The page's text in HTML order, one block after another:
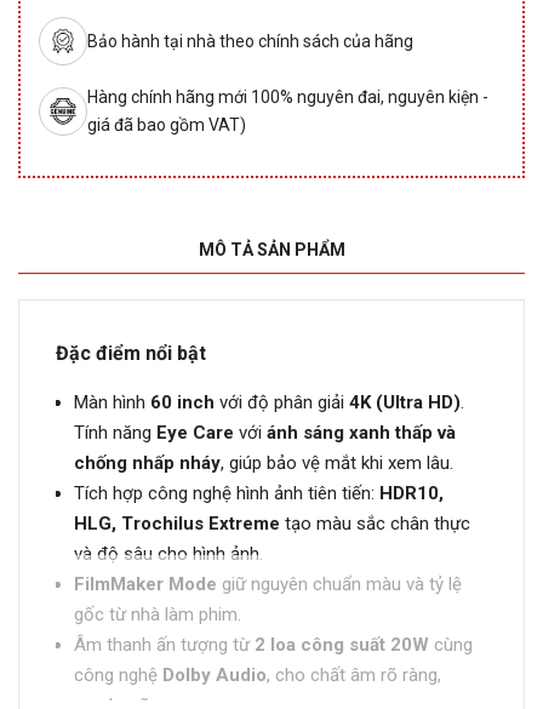
Bảo hành tại nhà theo chính sách của hãng
Hàng chính hãng mới 100% nguyên đai, nguyên kiện -
giá đã bao gồm VAT)
MÔ TẢ SẢN PHẨM
Đặc điểm nổi bật
Màn hình 60 inch với độ phân giải 4K (Ultra HD).
Tính năng Eye Care với ánh sáng xanh thấp và
chống nhấp nháy, giúp bảo vệ mắt khi xem lâu.
Tích hợp công nghệ hình ảnh tiên tiến: HDR10,
HLG, Trochilus Extreme tạo màu sắc chân thực
và độ sâu cho hình ảnh.
FilmMaker Mode giữ nguyên chuẩn màu và tỷ lệ
gốc từ nhà làm phim.
Âm thanh ấn tượng từ 2 loa công suất 20W cùng
công nghệ Dolby Audio, cho chất âm rõ ràng,